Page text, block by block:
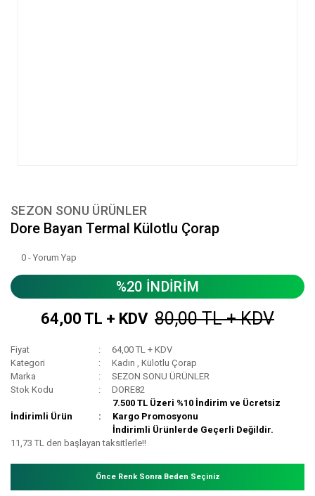
SEZON SONU ÜRÜNLER
Dore Bayan Termal Külotlu Çorap
0 - Yorum Yap
%20 İNDİRİM
64,00 TL + KDV 80,00 TL + KDV
Fiyat
64,00 TL + KDV
Kategori
Kadın ,Külotlu Çorap
Marka
SEZON SONU ÜRÜNLER
Stok Kodu
DORE82
İndirimli Ürün
7.500 TL Üzeri %10 İndirim ve Ücretsiz
Kargo Promosyonu
İndirimli Ürünlerde Geçerli Değildir.
11,73 TL den başlayan taksitlerle!!
Önce Renk Sonra Beden Seçiniz